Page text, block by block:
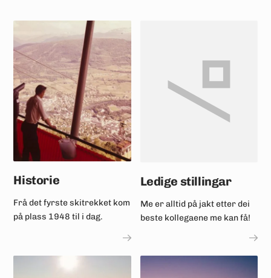
Historie
Frå det fyrste skitrekket kom
på plass 1948 til i dag.
Ledige stillingar
Me er alltid på jakt etter dei
beste kollegaene me kan få!